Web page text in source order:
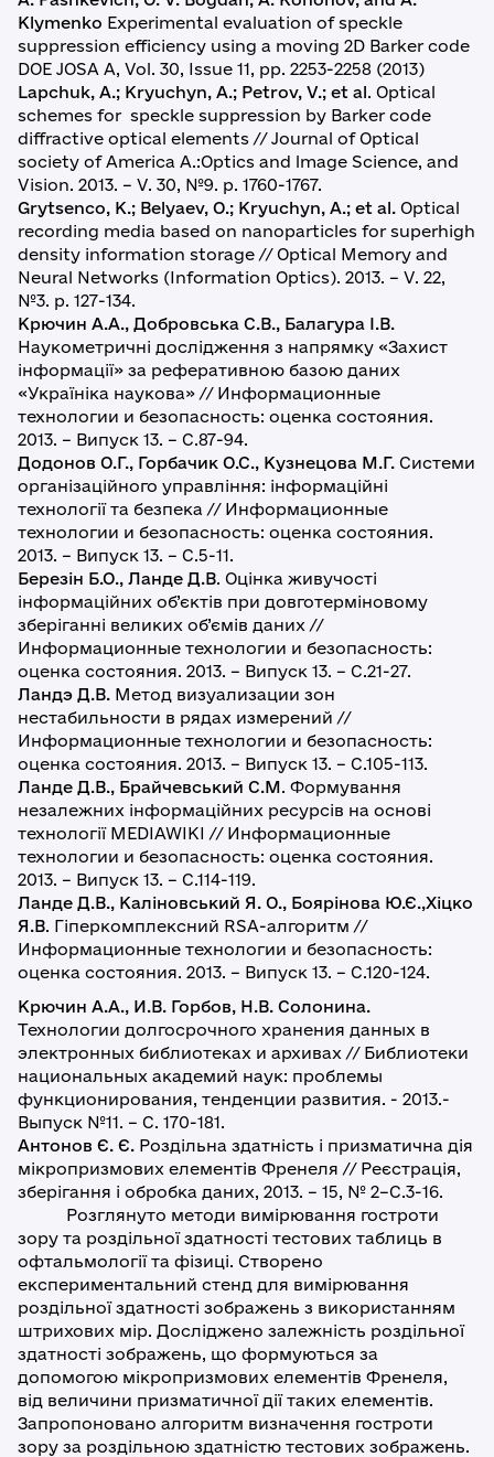
Klymenko Experimental evaluation of speckle
suppression efficiency using a moving 2D Barker code
DOE JOSA A, Vol. 30, Issue 11, pp. 2253-2258 (2013)
Lapchuk, A.; Kryuchyn, A.; Petrov, V.; et al. Optical
schemes for speckle suppression by Barker code
diffractive optical elements // Journal of Optical
society of America A.:Optics and lmage Science, and
Vision. 2013. – V. 30, №9. p. 1760-1767.
Grytsenco, K.; Belyaev, O.; Kryuchyn, A.; et al. Optical
recording media based on nanoparticles for superhigh
density information storage // Optical Memory and
Neural Networks (Information Optics). 2013. – V. 22,
№3. p. 127-134.
Крючин А.А., Добровська С.В., Балагура І.В.
Наукометричні дослідження з напрямку «Захист
інформації» за реферативною базою даних
«Україніка наукова» // Информационные
технологии и безопасность: оценка состояния.
2013. – Випуск 13. – С.87-94.
Додонов О.Г., Горбачик О.С., Кузнецова М.Г. Системи
організаційного управління: інформаційні
технології та безпека // Информационные
технологии и безопасность: оценка состояния.
2013. – Випуск 13. – С.5-11.
Березін Б.О., Ланде Д.В. Оцінка живучості
інформаційних об’єктів при довготерміновому
зберіганні великих об’ємів даних //
Информационные технологии и безопасность:
оценка состояния. 2013. – Випуск 13. – С.21-27.
Ландэ Д.В. Метод визуализации зон
нестабильности в рядах измерений //
Информационные технологии и безопасность:
оценка состояния. 2013. – Випуск 13. – С.105-113.
Ланде Д.В., Брайчевський С.М. Формування
незалежних інформаційних ресурсів на основі
технології MEDIAWIKI // Информационные
технологии и безопасность: оценка состояния.
2013. – Випуск 13. – С.114-119.
Ланде Д.В., Каліновський Я. О., Боярінова Ю.Є.,Хіцко
Я.В. Гіперкомплексний RSA-алгоритм //
Информационные технологии и безопасность:
оценка состояния. 2013. – Випуск 13. – С.120-124.
Крючин А.А., И.В. Горбов, Н.В. Солонина.
Технологии долгосрочного хранения данных в
электронных библиотеках и архивах // Библиотеки
национальных академий наук: проблемы
функционирования, тенденции развития. - 2013.-
Выпуск №11. – С. 170-181.
Антонов Є. Є. Роздільна здатність і призматична дія
мікропризмових елементів Френеля // Реєстрація,
зберігання і обробка даних, 2013. – 15, № 2–С.3-16.
Розглянуто методи вимірювання гостроти
зору та роздільної здатності тестових таблиць в
офтальмології та фізиці. Створено
експериментальний стенд для вимірювання
роздільної здатності зображень з використанням
штрихових мір. Досліджено залежність роздільної
здатності зображень, що формуються за
допомогою мікропризмових елементів Френеля,
від величини призматичної дії таких елементів.
Запропоновано алгоритм визначення гостроти
зору за роздільною здатністю тестових зображень.